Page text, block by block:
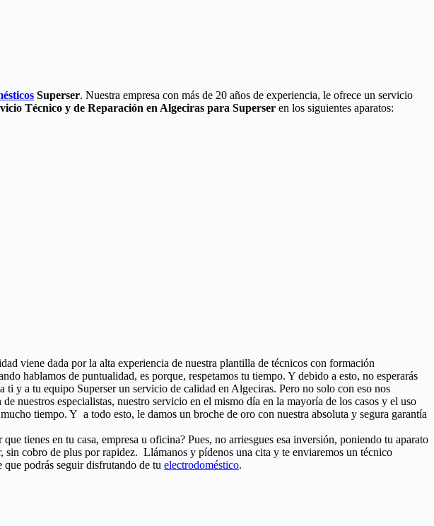
Superser. Nuestra empresa con más de 20 años de experiencia, le ofrece un servicio
Técnico y de Reparación en Algeciras para Superser en los siguientes aparatos:
viene dada por la alta experiencia de nuestra plantilla de técnicos con formación
hablamos de puntualidad, es porque, respetamos tu tiempo. Y debido a esto, no esperarás
y a tu equipo Superser un servicio de calidad en Algeciras. Pero no solo con eso nos
nuestros especialistas, nuestro servicio en el mismo día en la mayoría de los casos y el uso
tiempo. Y a todo esto, le damos un broche de oro con nuestra absoluta y segura garantía
tienes en tu casa, empresa u oficina? Pues, no arriesgues esa inversión, poniendo tu aparato
cobro de plus por rapidez. Llámanos y pídenos una cita y te enviaremos un técnico
que podrás seguir disfrutando de tu electrodoméstico.